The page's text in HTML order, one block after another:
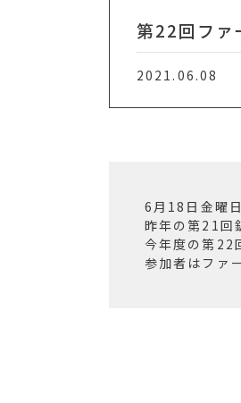
第22回ファ
2021.06.08
6月18日金曜
昨年の第21回
今年度の第22
参加者はファ